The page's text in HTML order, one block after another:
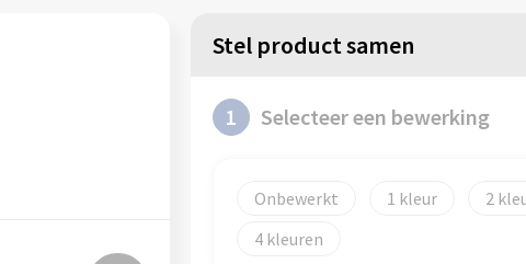
Stel product samen
1 Selecteer een bewerking
Onbewerkt 1 2
4